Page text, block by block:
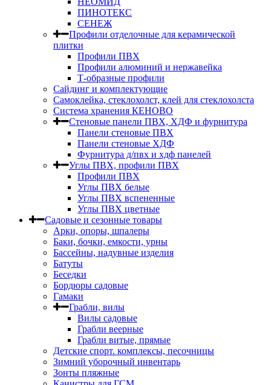
ПИНОТЕКС
СЕНЕЖ
Профили отделочные для керамической
плитки
Профили ПВХ
Профили алюминий и нержавейка
Т-образные профили
Сайдинг и комплектующие
Самоклейка, стеклохолст, клей для стеклохолста
Система хранения КЕНОВО
Стеновые панели ПВХ, ХДФ и фурнитура
Панели стеновые ПВХ
Панели стеновые ХДФ
Фурнитура д/пвх и хдф панелей
Углы ПВХ, профили ПВХ
Профили ПВХ
Углы ПВХ белые
Углы ПВХ вспененные
Углы ПВХ цветные
Садовые и сезонные товары
Арки, опоры, шпалеры
Баки, бочки, емкости, урны
Бассейны, надувные изделия
Батуты
Беседки
Бордюры садовые
Гамаки
Грабли, вилы
Вилы садовые
Грабли веерные
Грабли витые, прямые
Детские спорт. комплексы, песочницы
Зимний уборочный инвентарь
Зонты пляжные